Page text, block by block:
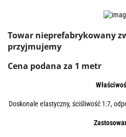
Towar nieprefabrykowany
przyjmujemy
Cena podana za 1 metr
Doskonale elastyczny, ściśliwość 1:7,